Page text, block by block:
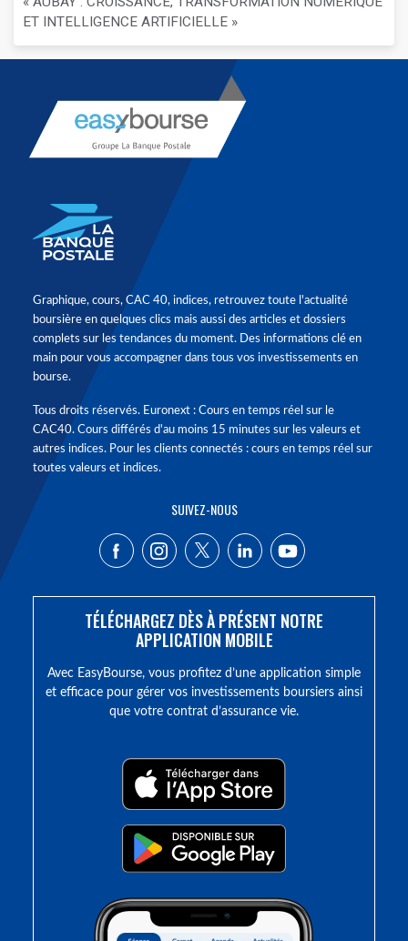
ET INTELLIGENCE ARTIFICIELLE »
Graphique, cours, CAC 40, indices, retrouvez toute l'actualité
boursière en quelques clics mais aussi des articles et dossiers
complets sur les tendances du moment. Des informations clé en
main pour vous accompagner dans tous vos investissements en
bourse.
Tous droits réservés. Euronext : Cours en temps réel sur le
CAC40. Cours différés d'au moins 15 minutes sur les valeurs et
autres indices. Pour les clients connectés : cours en temps réel sur
toutes valeurs et indices.
SUIVEZ-NOUS
TÉLÉCHARGEZ DÈS À PRÉSENT NOTRE
APPLICATION MOBILE
Avec EasyBourse, vous profitez d’une application simple
et efficace pour gérer vos investissements boursiers ainsi
que votre contrat d’assurance vie.